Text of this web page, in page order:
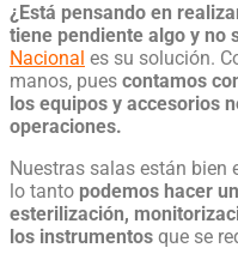
¿Está pensando en
tiene pendiente algo y no
Nacional es su solución.
manos, pues contamos
los equipos y accesorios
operaciones.
Nuestras salas están
lo tanto podemos hacer
esterilización,
los instrumentos que se